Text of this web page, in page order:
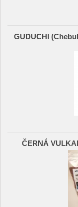
GUDUCHI
ČERNÁ